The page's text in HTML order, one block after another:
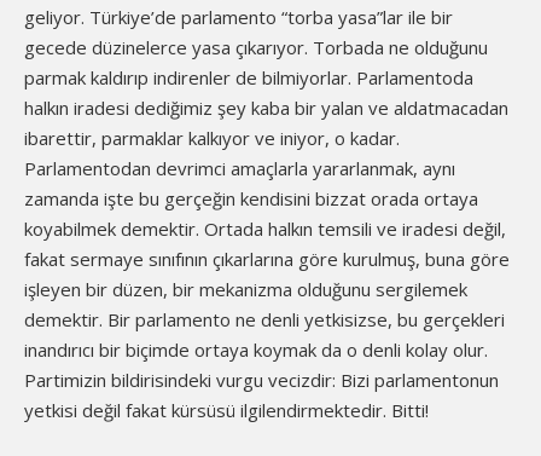
geliyor. Türkiye’de parlamento “torba yasa”lar ile bir
gecede düzinelerce yasa çıkarıyor. Torbada ne olduğunu
parmak kaldırıp indirenler de bilmiyorlar. Parlamentoda
halkın iradesi dediğimiz şey kaba bir yalan ve aldatmacadan
ibarettir, parmaklar kalkıyor ve iniyor, o kadar.
Parlamentodan devrimci amaçlarla yararlanmak, aynı
zamanda işte bu gerçeğin kendisini bizzat orada ortaya
koyabilmek demektir. Ortada halkın temsili ve iradesi değil,
fakat sermaye sınıfının çıkarlarına göre kurulmuş, buna göre
işleyen bir düzen, bir mekanizma olduğunu sergilemek
demektir. Bir parlamento ne denli yetkisizse, bu gerçekleri
inandırıcı bir biçimde ortaya koymak da o denli kolay olur.
Partimizin bildirisindeki vurgu vecizdir: Bizi parlamentonun
yetkisi değil fakat kürsüsü ilgilendirmektedir. Bitti!